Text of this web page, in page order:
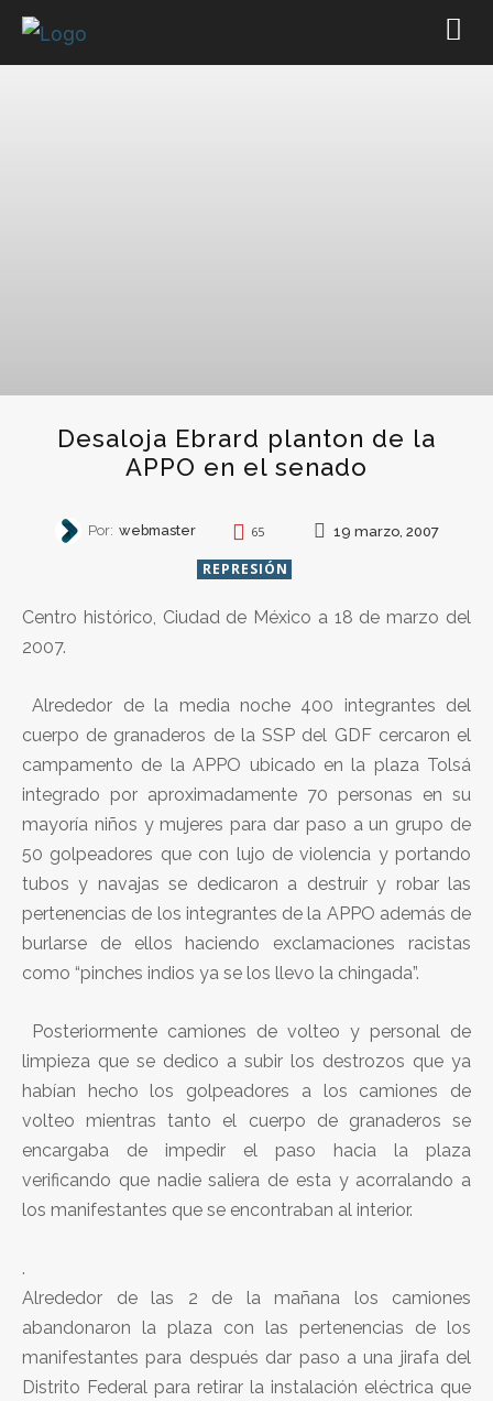
Desaloja Ebrard planton de la
APPO en el senado
Por: webmaster 65 19 marzo, 2007
REPRESIÓN
Centro histórico, Ciudad de México a 18 de marzo del
2007.
Alrededor de la media noche 400 integrantes del
cuerpo de granaderos de la SSP del GDF cercaron el
campamento de la APPO ubicado en la plaza Tolsá
integrado por aproximadamente 70 personas en su
mayoría niños y mujeres para dar paso a un grupo de
50 golpeadores que con lujo de violencia y portando
tubos y navajas se dedicaron a destruir y robar las
pertenencias de los integrantes de la APPO además de
burlarse de ellos haciendo exclamaciones racistas
como “pinches indios ya se los llevo la chingada”.
Posteriormente camiones de volteo y personal de
limpieza que se dedico a subir los destrozos que ya
habían hecho los golpeadores a los camiones de
volteo mientras tanto el cuerpo de granaderos se
encargaba de impedir el paso hacia la plaza
verificando que nadie saliera de esta y acorralando a
los manifestantes que se encontraban al interior.
.
Alrededor de las 2 de la mañana los camiones
abandonaron la plaza con las pertenencias de los
manifestantes para después dar paso a una jirafa del
Distrito Federal para retirar la instalación eléctrica que